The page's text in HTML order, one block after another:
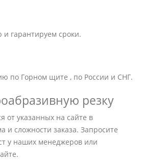
и гарантируем сроки.
по Горном щите , по России и СНГ.
резку
от указанных на сайте в
и сложности заказа. Запросите
у наших менеджеров или